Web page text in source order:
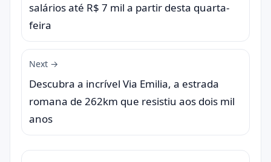
salários até R$ 7 mil a partir desta quarta-
feira
Next →
Descubra a incrível Via Emilia, a estrada
romana de 262km que resistiu aos dois mil
anos